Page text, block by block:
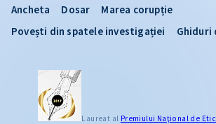
Ancheta Dosar
Marea corupție
Povești din spatele investigației
Ghiduri
Laureat al Premiului Naţional de